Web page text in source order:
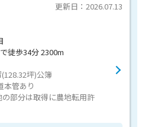
更新日：2026.07.13
徒歩34分 2300m
坪)公簿
本管あり
の部分は取得に農地転用許